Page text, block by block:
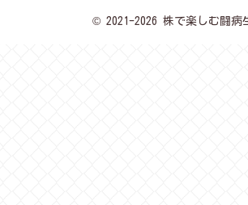
© 2021-2026 株で楽しむ闘病